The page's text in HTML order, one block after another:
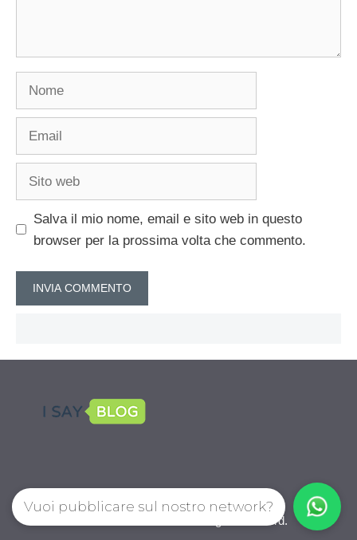
Salva il mio nome, email e sito web in questo
browser per la prossima volta che commento.
CalcioPro.com © 2026. All right reserverd.
Vuoi pubblicare sul nostro network?